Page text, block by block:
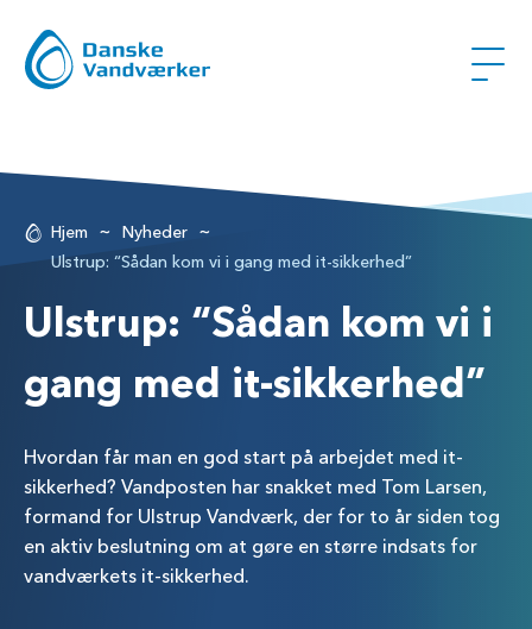
Hjem ~ Nyheder ~
Ulstrup: “Sådan kom vi i gang med it-sikkerhed”
Ulstrup: “Sådan kom vi i
gang med it-sikkerhed”
Hvordan får man en god start på arbejdet med it-
sikkerhed? Vandposten har snakket med Tom Larsen,
formand for Ulstrup Vandværk, der for to år siden tog
en aktiv beslutning om at gøre en større indsats for
vandværkets it-sikkerhed.